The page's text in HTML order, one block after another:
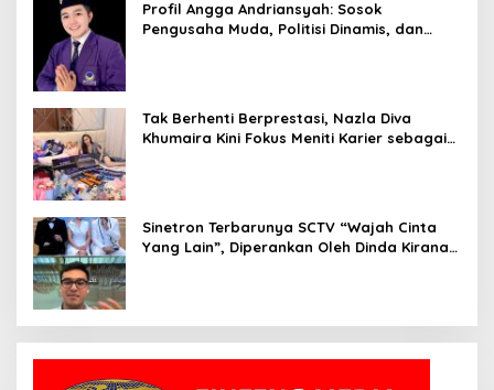
Profil Angga Andriansyah: Sosok
Pengusaha Muda, Politisi Dinamis, dan
Tak Berhenti Berprestasi, Nazla Diva
Khumaira Kini Fokus Meniti Karier sebagai
Sinetron Terbarunya SCTV “Wajah Cinta
Yang Lain”, Diperankan Oleh Dinda Kirana,